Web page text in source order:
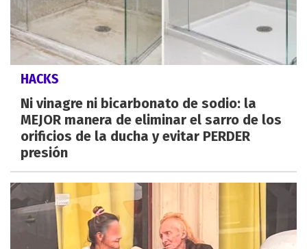
HACKS
Ni vinagre ni bicarbonato de sodio: la
MEJOR manera de eliminar el sarro de los
orificios de la ducha y evitar PERDER
presión